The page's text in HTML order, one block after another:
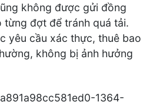
không được gửi đồng
từng đợt để tránh quá tải.
yêu cầu xác thực, thuê bao
không bị ảnh hưởng